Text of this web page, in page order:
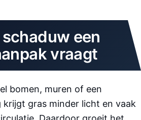
een
vraagt
bomen, muren of een
krijgt gras minder licht en vaak